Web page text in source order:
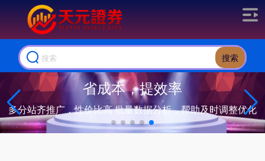
搜索
省成本，提效率
多分站齐推广，性价比高 批量数据分析，帮助及时调整优化